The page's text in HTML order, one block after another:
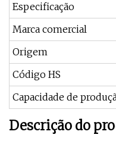
Especificação
Marca comercial
Origem
Código HS
Capacidade de
Descrição do